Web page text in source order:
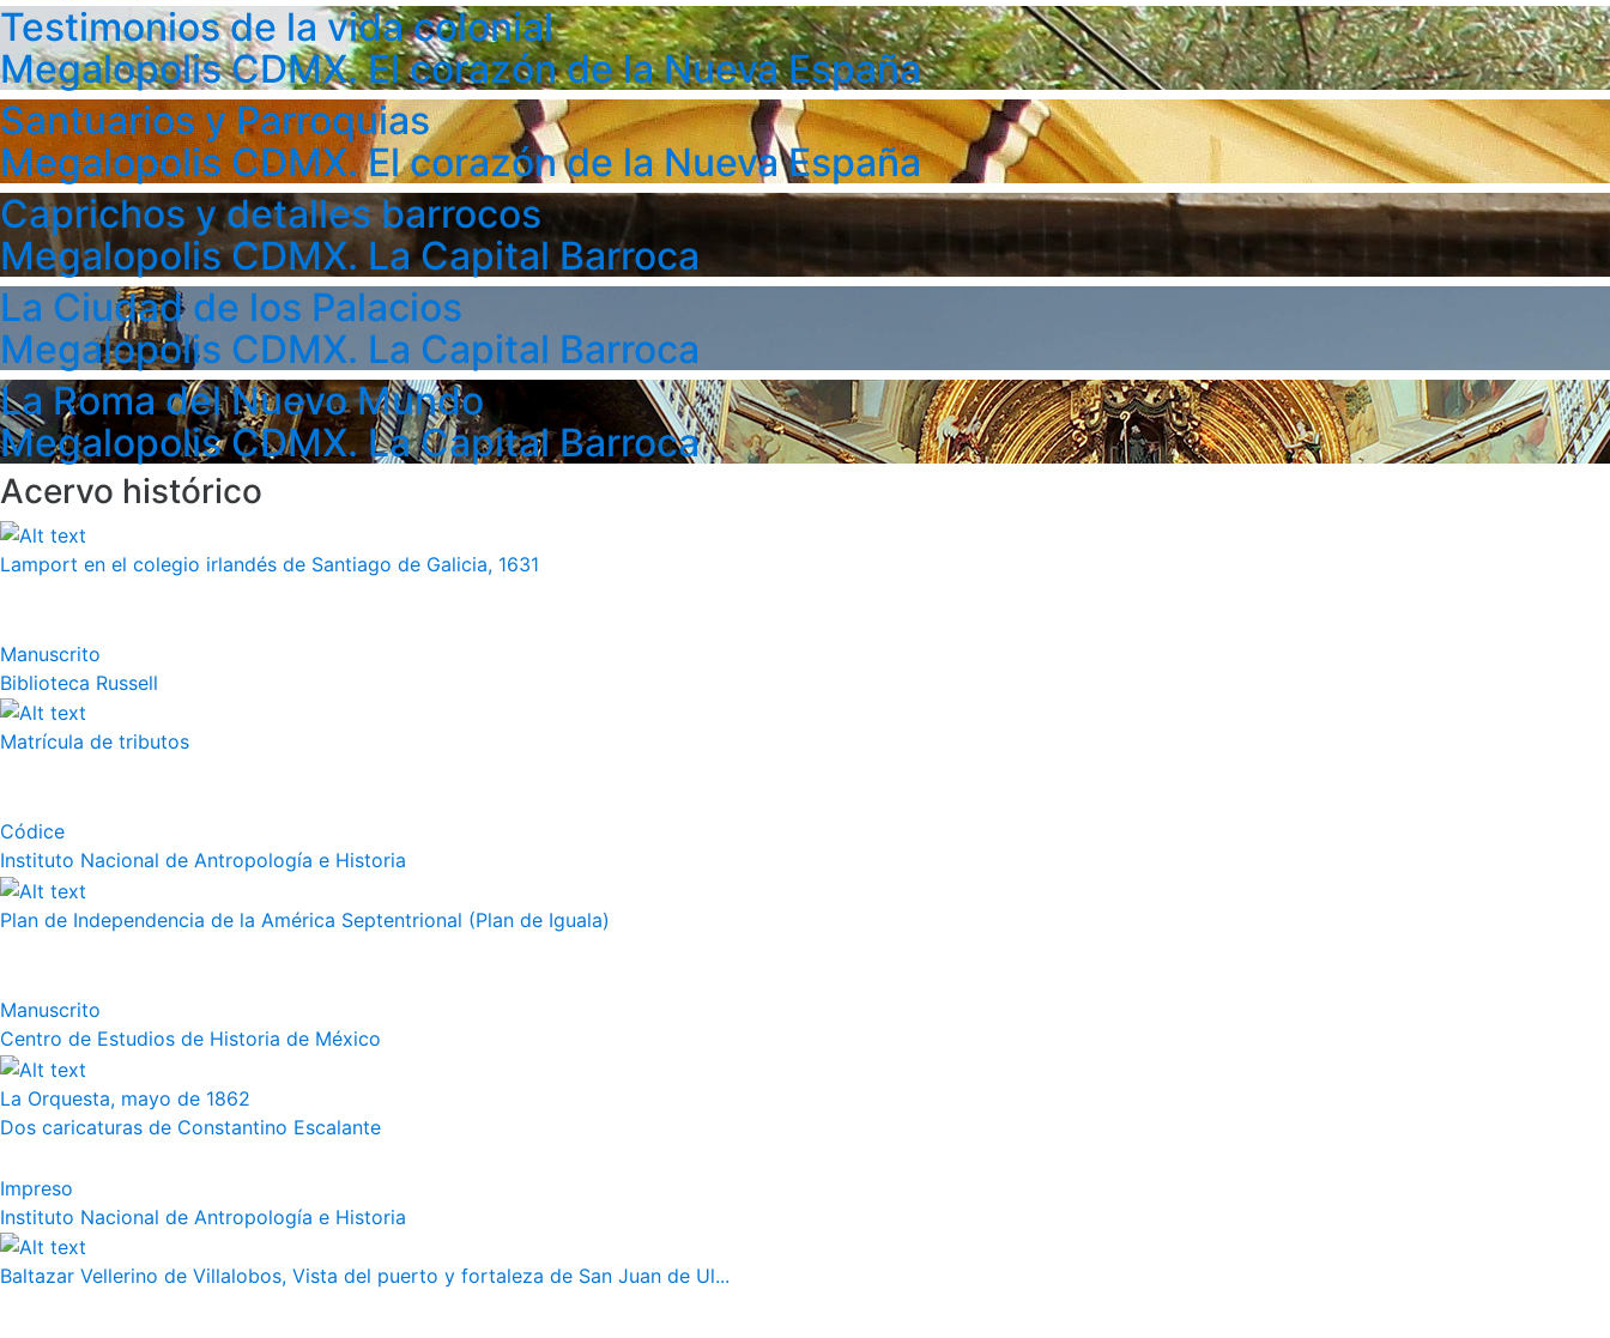
Testimonios de la vida colonial
Megalopolis CDMX. El corazón de la Nueva España
Santuarios y Parroquias
Megalopolis CDMX. El corazón de la Nueva España
Caprichos y detalles barrocos
Megalopolis CDMX. La Capital Barroca
La Ciudad de los Palacios
Megalopolis CDMX. La Capital Barroca
La Roma del Nuevo Mundo
Megalopolis CDMX. La Capital Barroca
Acervo histórico
Lamport en el colegio irlandés de Santiago de Galicia, 1631
Manuscrito
Biblioteca Russell
Matrícula de tributos
Códice
Instituto Nacional de Antropología e Historia
Plan de Independencia de la América Septentrional (Plan de Iguala)
Manuscrito
Centro de Estudios de Historia de México
La Orquesta, mayo de 1862
Dos caricaturas de Constantino Escalante
Impreso
Instituto Nacional de Antropología e Historia
Baltazar Vellerino de Villalobos, Vista del puerto y fortaleza de San Juan de Ul...